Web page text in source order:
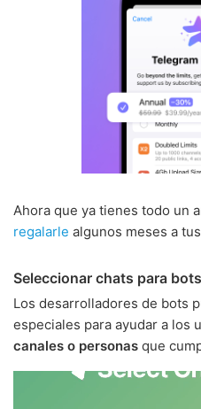
Ahora que ya tienes todo un
regalarle algunos meses a
Seleccionar chats para bots
Los desarrolladores de bots
especiales para ayudar a los
canales o personas que